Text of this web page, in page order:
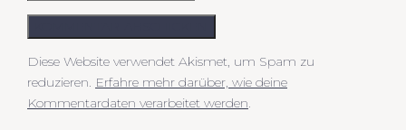
Diese Website verwendet Akismet, um Spam zu
reduzieren. Erfahre mehr darüber, wie deine
Kommentardaten verarbeitet werden.